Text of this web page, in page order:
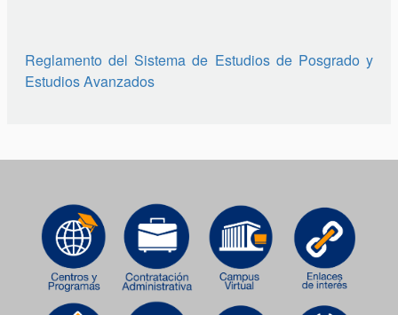
Reglamento del Sistema de Estudios de Posgrado y
Estudios Avanzados